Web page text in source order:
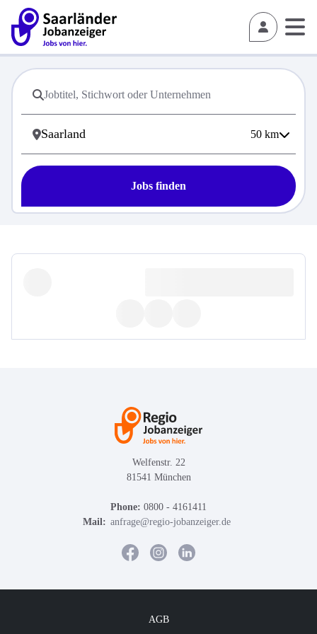
50 km
Jobs finden
Welfenstr. 22
81541 München
Phone: 0800 - 4161411
Mail: anfrage@regio-jobanzeiger.de
AGB